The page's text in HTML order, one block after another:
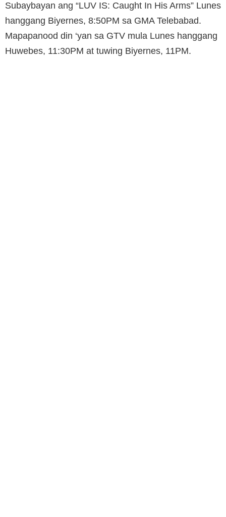
Subaybayan ang “LUV IS: Caught In His Arms” Lunes
hanggang Biyernes, 8:50PM sa GMA Telebabad.
Mapapanood din ‘yan sa GTV mula Lunes hanggang
Huwebes, 11:30PM at tuwing Biyernes, 11PM.